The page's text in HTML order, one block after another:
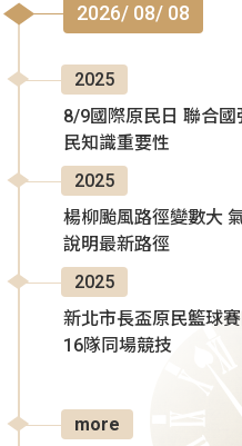
2026/ 08/ 08
2025
8/9國際原民日 聯合國
民知識重要性
2025
楊柳颱風路徑變數大
說明最新路徑
2025
新北市長盃原民籃球
16隊同場競技
more